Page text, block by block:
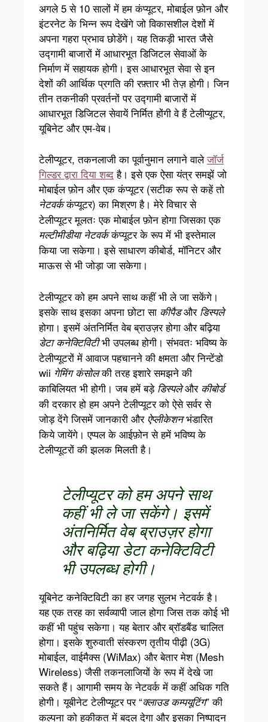
अगले 5 से 10 सालों में हम कंप्यूटर, मोबाईल फ़ोन और
इंटरनेट के भिन्न रूप देखेंगे जो विकासशील देशों में
अपना गहरा प्रभाव छोडेंगे। यह तिकड़ी भारत जैसे
उद्गामी बाजारों में आधारभूत डिजिटल सेवाओं के
निर्माण में सहायक होगी। इस आधारभूत सेवा से इन
देशों की आर्थिक प्रगति की रफ़्तार भी तेज़ होगी। जिन
तीन तकनीकी प्रवर्तनों पर उद्गामी बाजारों में
आधारभूत डिजिटल सेवायें निर्मित होंगी वे हैं टेलीप्यूटर,
यूबिनेट और एम‍-वेब।
टेलीप्यूटर, तकनलाजी का पूर्वानुमान लगाने वालेजॉर्ज
गिल्डर द्वारा दिया शब्दहै। इसे एक ऐसा यंत्र समझें जो
मोबाईल फ़ोन और एक कंप्यूटर (सटीक रूप से कहें तो
नेटवर्ककंप्यूटर) का मिश्रण है। मेरे विचार से
टेलीप्यूटर मूलतः एक मोबाईल फ़ोन होगा जिसका एक
मल्टीमीडीया नेटवर्ककंप्यूटर के रूप में भी इस्तेमाल
किया जा सकेगा। इसे साधारण कीबोर्ड, मॉनिटर और
माऊस से भी जोड़ा जा सकेगा।
टेलीप्यूटर को हम अपने साथ कहीं भी ले जा सकेंगे।
इसके साथ इसका अपना छोटा सा कीपैडऔर डिस्पले
होगा। इसमें अंतनिर्मित वेब ब्राउज़र होगा और बढ़िया
डेटा कनेक्टिविटीभी उपलब्ध होगी। संभवतः भविष्य के
टेलीप्यूटरों में आवाज पहचानने की क्षमता और निन्टेंडो
wii गेमिंग कंसोलकी तरह इशारे समझने की
काबिलियत भी होगी। जब हमें बड़े डिस्पलेऔर कीबोर्ड
की दरकार हो हम अपने टेलीप्यूटर को ऐसे सर्वर से
जोड़ देंगे जिसमें जानकारी और ऐप्लीकेशनभंडारित
किये जायेंगे। एप्पल के आईफ़ोन से हमें भविष्य के
टेलीप्यूटरों की झलक मिलती है।
टेलीप्यूटर को हम अपने साथ
कहीं भी ले जा सकेंगे। इसमें
अंतनिर्मित वेब ब्राउज़र होगा
और बढ़ियाडेटा कनेक्टिविटी
भी उपलब्ध होगी।
यूबिनेट कनेक्टिविटी का हर जगह सुलभ नेटवर्क है।
यह एक तरह का सर्वव्यापी जाल होगा जिस तक कोई भी
कहीं भी पहुंच सकेगा। यह बेतार और ब्रॉडबैंड चालित
होगा। इसके शुरुवाती संस्करण तृतीय पीढ़ी (3G)
मोबाईल, वाईमैक्स (WiMax) और बेतार मेश (Mesh
Wireless) जैसी तकनलाजियों के रूप में देखे जा
सकते हैं। आगामी समय के नेटवर्क में कहीं अधिक गति
होगी। यूबीनेट टेलीप्यूटर पर “क्लाउड कम्पयूटिंग” की
कल्पना को हकीकत में बदल देगा और इसका निष्पादन